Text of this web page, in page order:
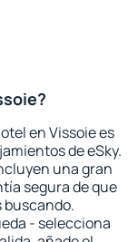
en Vissoie es
de eSky.
una gran
segura de que
- selecciona